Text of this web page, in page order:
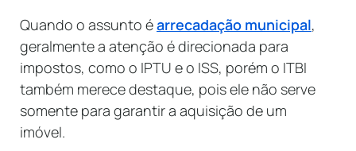
Quando o assunto éarrecadação municipal,
geralmente a atenção é direcionada para
impostos, como o IPTU e o ISS, porém o ITBI
também merece destaque, pois ele não serve
somente para garantir a aquisição de um
imóvel.